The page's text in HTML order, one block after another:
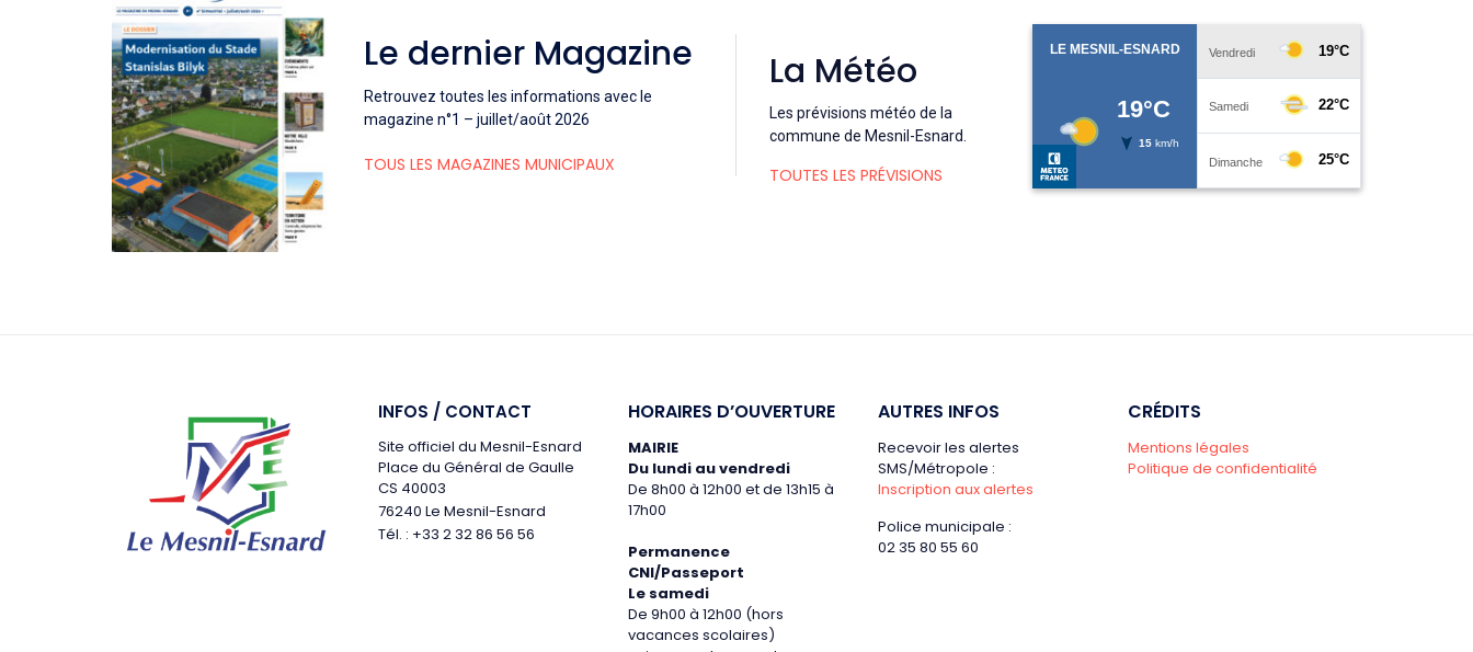
Le dernier Magazine
Retrouvez toutes les informations avec le
magazine n°1 – juillet/août 2026
TOUS LES MAGAZINES MUNICIPAUX
La Météo
Les prévisions météo de la
commune de Mesnil-Esnard.
TOUTES LES PRÉVISIONS
INFOS / CONTACT
Site officiel du Mesnil-Esnard
Place du Général de Gaulle
CS 40003
76240 Le Mesnil-Esnard
Tél. : +33 2 32 86 56 56
HORAIRES D’OUVERTURE
MAIRIE
Du lundi au vendredi
De 8h00 à 12h00 et de 13h15 à
17h00
Permanence
CNI/Passeport
Le samedi
De 9h00 à 12h00 (hors
vacances scolaires)
AUTRES INFOS
Recevoir les alertes
SMS/Métropole :
Inscription aux alertes
Police municipale :
02 35 80 55 60
CRÉDITS
Mentions légales
Politique de confidentialité